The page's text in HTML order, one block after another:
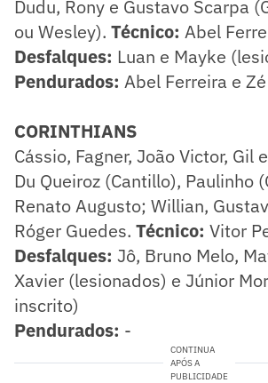
Dudu, Rony e Gustavo Scarpa
ou Wesley). Técnico: Abel
Desfalques: Luan e Mayke
Pendurados: Abel Ferreira e
CORINTHIANS
Cássio, Fagner, João Victor, Gil
Du Queiroz (Cantillo), Paulinho
Renato Augusto; Willian,
Róger Guedes. Técnico: Vitor
Desfalques: Jô, Bruno Melo,
Xavier (lesionados) e Júnior
inscrito)
Pendurados: -
CONTINUA
APÓS A
PUBLICIDADE